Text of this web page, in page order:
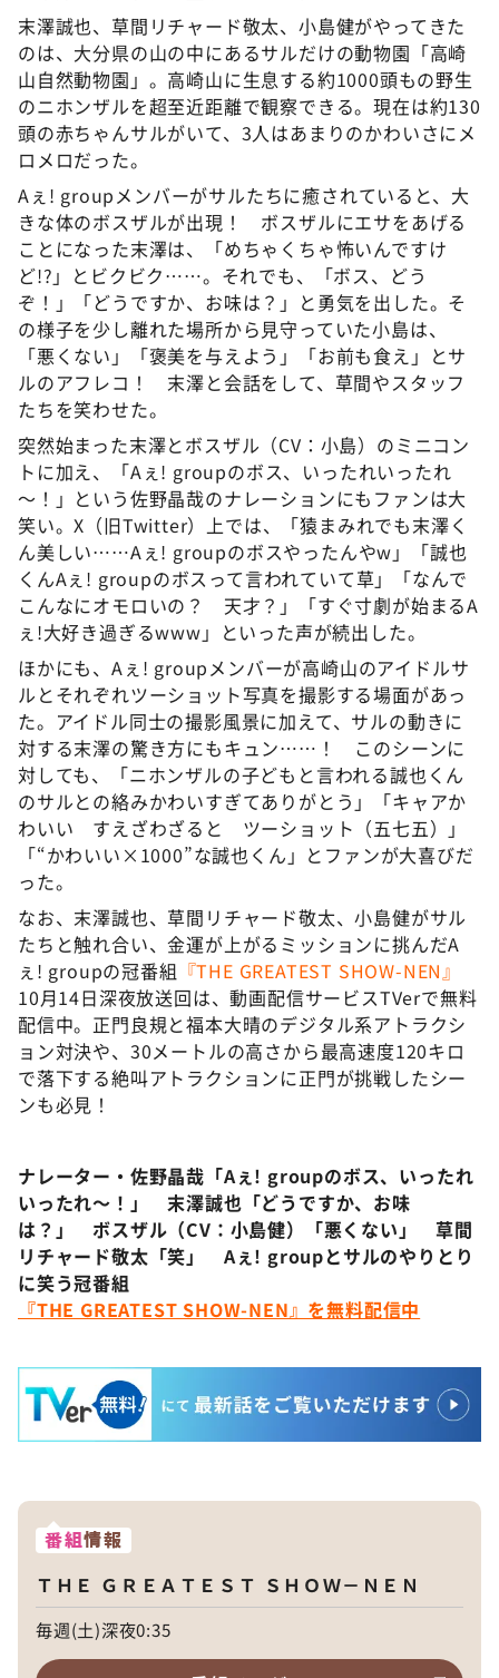
アナ回覧板
末澤誠也、草間リチャード敬太、小島健がやってきた
のは、大分県の山の中にあるサルだけの動物園「高崎
山自然動物園」。高崎山に生息する約1000頭もの野生
のニホンザルを超至近距離で観察できる。現在は約130
頭の赤ちゃんサルがいて、3人はあまりのかわいさにメ
ロメロだった。
Aぇ! groupメンバーがサルたちに癒されていると、大
きな体のボスザルが出現！ ボスザルにエサをあげる
ことになった末澤は、「めちゃくちゃ怖いんですけ
ど!?」とビクビク……。それでも、「ボス、どう
ぞ！」「どうですか、お味は？」と勇気を出した。そ
の様子を少し離れた場所から見守っていた小島は、
「悪くない」「褒美を与えよう」「お前も食え」とサ
ルのアフレコ！ 末澤と会話をして、草間やスタッフ
たちを笑わせた。
突然始まった末澤とボスザル（CV：小島）のミニコン
トに加え、「Aぇ! groupのボス、いったれいったれ
～！」という佐野晶哉のナレーションにもファンは大
笑い。X（旧Twitter）上では、「猿まみれでも末澤く
ん美しい……Aぇ! groupのボスやったんやw」「誠也
くんAぇ! groupのボスって言われていて草」「なんで
こんなにオモロいの？ 天才？」「すぐ寸劇が始まるA
ぇ!大好き過ぎるwww」といった声が続出した。
ほかにも、Aぇ! groupメンバーが高崎山のアイドルサ
ルとそれぞれツーショット写真を撮影する場面があっ
た。アイドル同士の撮影風景に加えて、サルの動きに
対する末澤の驚き方にもキュン……！ このシーンに
対しても、「ニホンザルの子どもと言われる誠也くん
のサルとの絡みかわいすぎてありがとう」「キャアか
わいい すえざわざると ツーショット（五七五）」
「“かわいい×1000”な誠也くん」とファンが大喜びだ
った。
なお、末澤誠也、草間リチャード敬太、小島健がサル
たちと触れ合い、金運が上がるミッションに挑んだA
ぇ! groupの冠番組 『THE GREATEST SHOW-NEN』
10月14日深夜放送回は、動画配信サービスTVerで無料
配信中。正門良規と福本大晴のデジタル系アトラクシ
ョン対決や、30メートルの高さから最高速度120キロ
で落下する絶叫アトラクションに正門が挑戦したシー
ンも必見！
ナレーター・佐野晶哉「Aぇ! groupのボス、いったれ
いったれ～！」 末澤誠也「どうですか、お味
は？」 ボスザル（CV：小島健）「悪くない」 草間
リチャード敬太「笑」 Aぇ! groupとサルのやりとり
に笑う冠番組
『THE GREATEST SHOW-NEN』を無料配信中
番組情報
ＴＨＥ ＧＲＥＡＴＥＳＴ ＳＨＯＷ－ＮＥＮ
毎週(土)深夜0:35